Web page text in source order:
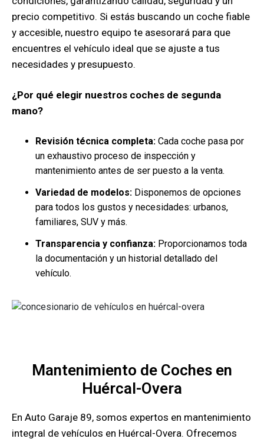
precio competitivo. Si estás buscando un coche fiable
y accesible, nuestro equipo te asesorará para que
encuentres el vehículo ideal que se ajuste a tus
necesidades y presupuesto.
¿Por qué elegir nuestros coches de segunda
mano?
Revisión técnica completa: Cada coche pasa por
un exhaustivo proceso de inspección y
mantenimiento antes de ser puesto a la venta.
Variedad de modelos: Disponemos de opciones
para todos los gustos y necesidades: urbanos,
familiares, SUV y más.
Transparencia y confianza: Proporcionamos toda
la documentación y un historial detallado del
vehículo.
Mantenimiento de Coches en
Huércal-Overa
En Auto Garaje 89, somos expertos en mantenimiento
integral de vehículos en Huércal-Overa. Ofrecemos